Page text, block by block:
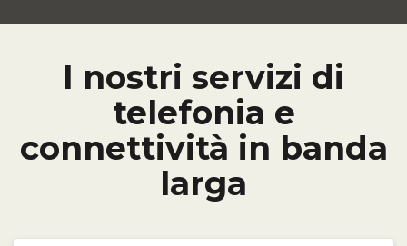
I nostri servizi di
telefonia e
connettività in banda
larga